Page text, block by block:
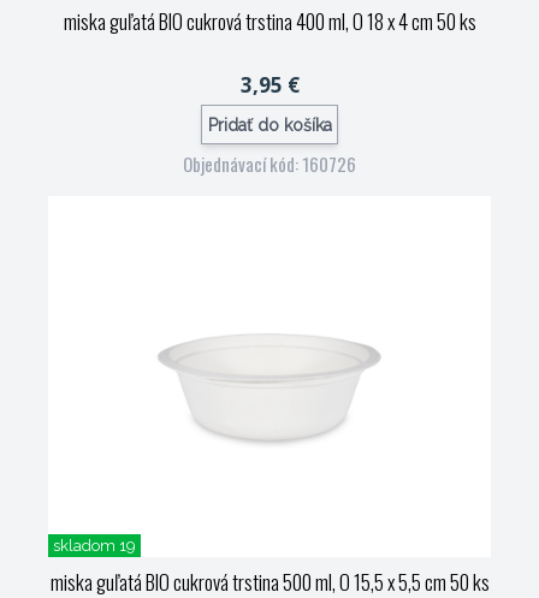
miska guľatá BIO cukrová trstina 400 ml, O 18 x 4 cm 50 ks
3,95 €
Pridať do košíka
Objednávací kód: 160726
skladom 19
miska guľatá BIO cukrová trstina 500 ml, O 15,5 x 5,5 cm 50 ks